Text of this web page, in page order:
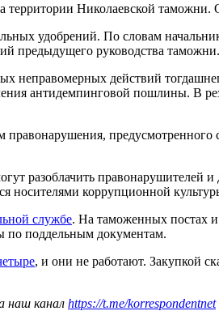
территории Николаевской таможни.
удобрений. По словам
предыдущего руководства таможни.
действий
антидемпинговой пошлины. В
разоблачить правонарушителей
носителями коррупционной
службе. На таможенных постах и
по поддельным документам.
, и они не работают. Закупкой
наш канал https://t.me/korrespondentnet